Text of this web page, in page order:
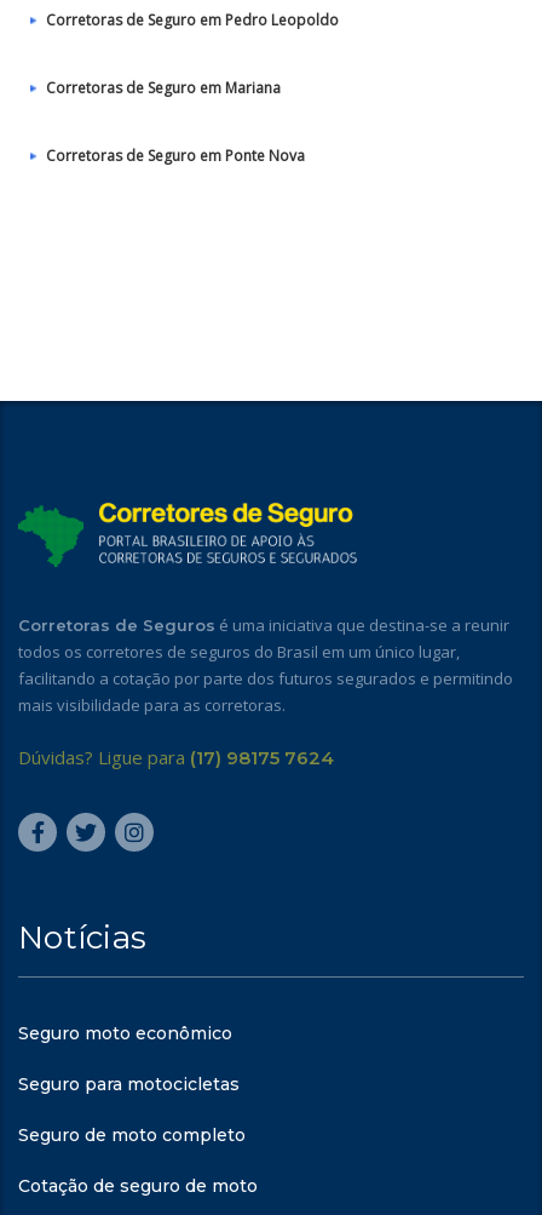
Corretoras de Seguro em Pedro Leopoldo
Corretoras de Seguro em Mariana
Corretoras de Seguro em Ponte Nova
Corretoras de Seguros é uma iniciativa que destina-se a reunir
todos os corretores de seguros do Brasil em um único lugar,
facilitando a cotação por parte dos futuros segurados e permitindo
mais visibilidade para as corretoras.
Dúvidas? Ligue para (17) 98175 7624
Notícias
Seguro moto econômico
Seguro para motocicletas
Seguro de moto completo
Cotação de seguro de moto